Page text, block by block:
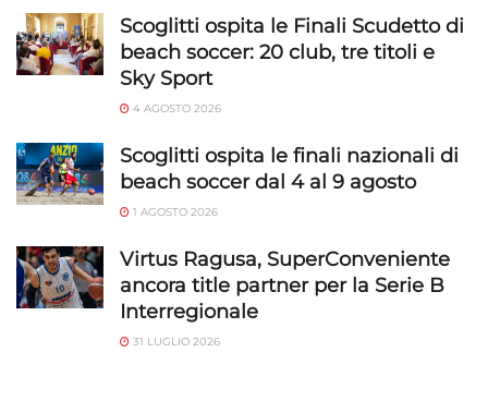
Funzionalità Sempre attivo
Abbinare e combinare dati provenienti da altre
trasmesse automaticamente.
Utilizzare dati di geolocalizzazione precisi,
richieste attivamente.
Garantire la sicurezza, prevenire e
rilevare frodi, correggere errori, Erogare
e presentare pubblicità e contenuto,
Scoglitti ospita le Finali Scudetto di
beach soccer: 20 club, tre titoli e
Sky Sport
4 AGOSTO 2026
Scoglitti ospita le finali nazionali di
beach soccer dal 4 al 9 agosto
1 AGOSTO 2026
Virtus Ragusa, SuperConveniente
ancora title partner per la Serie B
Interregionale
31 LUGLIO 2026